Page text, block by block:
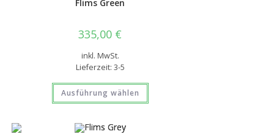
Flims Green
335,00 €
inkl. MwSt.
Lieferzeit: 3-5
Ausführung wählen